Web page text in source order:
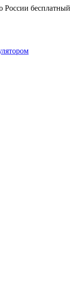
России бесплатный